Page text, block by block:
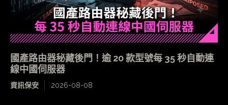
國產路由器秘藏後門！逾 20 款型號每 35 秒自動連
線中國伺服器
資訊保安 2026-08-08